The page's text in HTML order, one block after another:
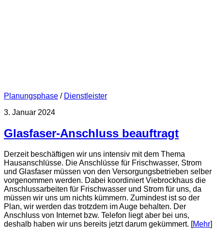
Planungsphase / Dienstleister
3. Januar 2024
Glasfaser-Anschluss beauftragt
Derzeit beschäftigen wir uns intensiv mit dem Thema
Hausanschlüsse. Die Anschlüsse für Frischwasser, Strom
und Glasfaser müssen von den Versorgungsbetrieben selber
vorgenommen werden. Dabei koordiniert Viebrockhaus die
Anschlussarbeiten für Frischwasser und Strom für uns, da
müssen wir uns um nichts kümmern. Zumindest ist so der
Plan, wir werden das trotzdem im Auge behalten. Der
Anschluss von Internet bzw. Telefon liegt aber bei uns,
deshalb haben wir uns bereits jetzt darum gekümmert. [Mehr]